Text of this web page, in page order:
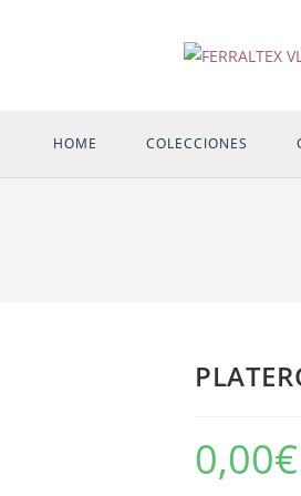
HOME COLECCIONES
0,00€